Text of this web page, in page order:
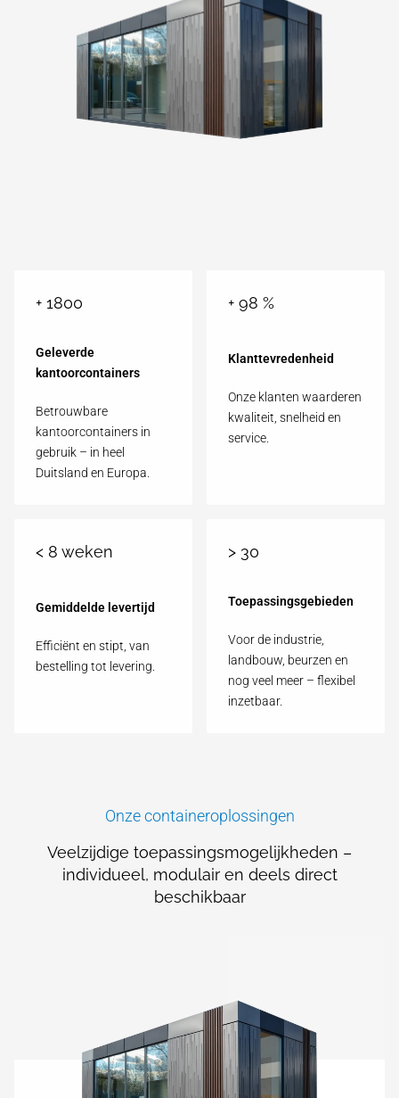
+ 1800
Geleverde
kantoorcontainers
Betrouwbare
kantoorcontainers in
gebruik – in heel
Duitsland en Europa.
+ 98 %
Klanttevredenheid
Onze klanten waarderen
kwaliteit, snelheid en
service.
< 8 weken
Gemiddelde levertijd
Efficiënt en stipt, van
bestelling tot levering.
> 30
Toepassingsgebieden
Voor de industrie,
landbouw, beurzen en
nog veel meer – flexibel
inzetbaar.
Onze containeroplossingen
Veelzijdige toepassingsmogelijkheden –
individueel, modulair en deels direct
beschikbaar